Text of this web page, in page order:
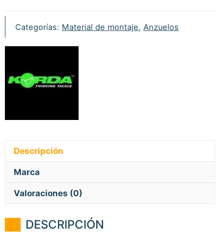
Barbed
Categorías: Material de montaje, Anzuelos
Descripción
Marca
Valoraciones (0)
DESCRIPCIÓN